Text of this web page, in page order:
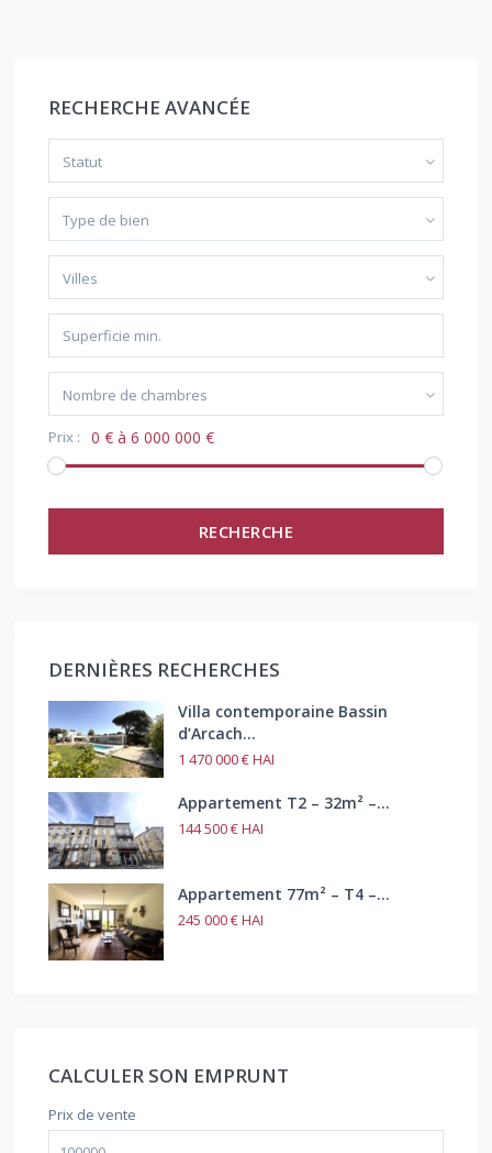
RECHERCHE AVANCÉE
Statut
Type de bien
Villes
Nombre de chambres
Prix : 0 € à 6 000 000 €
RECHERCHE
DERNIÈRES RECHERCHES
Villa contemporaine Bassin
d’Arcach...
1 470 000 €HAI
Appartement T2 – 32m² –...
144 500 €HAI
Appartement 77m² – T4 –...
245 000 €HAI
CALCULER SON EMPRUNT
Prix de vente